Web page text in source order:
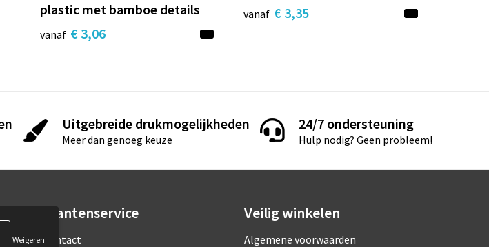
plastic met bamboe details
vanaf € 3,06
vanaf € 3,35
Uitgebreide drukmogelijkheden
Meer dan genoeg keuze
24/7 ondersteuning
Hulp nodig? Geen probleem!
Klantenservice
Contact
Veilig winkelen
Algemene voorwaarden
Weigeren